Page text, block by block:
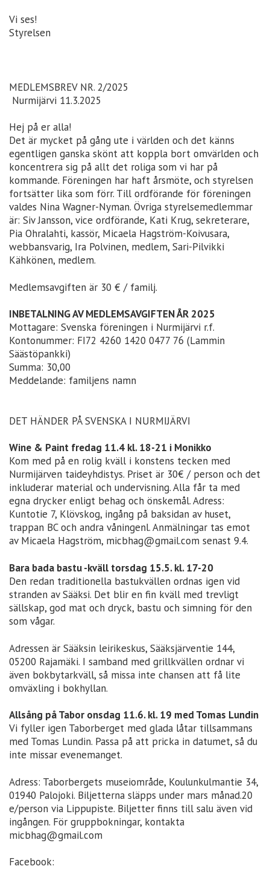
Vi ses!
Styrelsen
MEDLEMSBREV NR. 2/2025
Nurmijärvi 11.3.2025
Hej på er alla!
Det är mycket på gång ute i världen och det känns
egentligen ganska skönt att koppla bort omvärlden och
koncentrera sig på allt det roliga som vi har på
kommande. Föreningen har haft årsmöte, och styrelsen
fortsätter lika som förr. Till ordförande för föreningen
valdes Nina Wagner-Nyman. Övriga styrelsemedlemmar
är: Siv Jansson, vice ordförande, Kati Krug, sekreterare,
Pia Ohralahti, kassör, Micaela Hagström-Koivusara,
webbansvarig, Ira Polvinen, medlem, Sari-Pilvikki
Kähkönen, medlem.
Medlemsavgiften är 30 € / familj.
INBETALNING AV MEDLEMSAVGIFTEN ÅR 2025
Mottagare: Svenska föreningen i Nurmijärvi r.f.
Kontonummer: FI72 4260 1420 0477 76 (Lammin
Säästöpankki)
Summa: 30,00
Meddelande: familjens namn
DET HÄNDER PÅ SVENSKA I NURMIJÄRVI
Wine & Paint fredag 11.4 kl. 18-21 i Monikko
Kom med på en rolig kväll i konstens tecken med
Nurmijärven taideyhdistys. Priset är 30€ / person och det
inkluderar material och undervisning. Alla får ta med
egna drycker enligt behag och önskemål. Adress:
Kuntotie 7, Klövskog, ingång på baksidan av huset,
trappan BC och andra våningenl. Anmälningar tas emot
av Micaela Hagström, micbhag@gmail.com senast 9.4.
Bara bada bastu -kväll torsdag 15.5. kl. 17-20
Den redan traditionella bastukvällen ordnas igen vid
stranden av Sääksi. Det blir en fin kväll med trevligt
sällskap, god mat och dryck, bastu och simning för den
som vågar.
Adressen är Sääksin leirikeskus, Sääksjärventie 144,
05200 Rajamäki. I samband med grillkvällen ordnar vi
även bokbytarkväll, så missa inte chansen att få lite
omväxling i bokhyllan.
Allsång på Tabor onsdag 11.6. kl. 19 med Tomas Lundin
Vi fyller igen Taborberget med glada låtar tillsammans
med Tomas Lundin. Passa på att pricka in datumet, så du
inte missar evenemanget.
Adress: Taborbergets museiområde, Koulunkulmantie 34,
01940 Palojoki. Biljetterna släpps under mars månad.20
e/person via Lippupiste. Biljetter finns till salu även vid
ingången. För gruppbokningar, kontakta
micbhag@gmail.com
Facebook: